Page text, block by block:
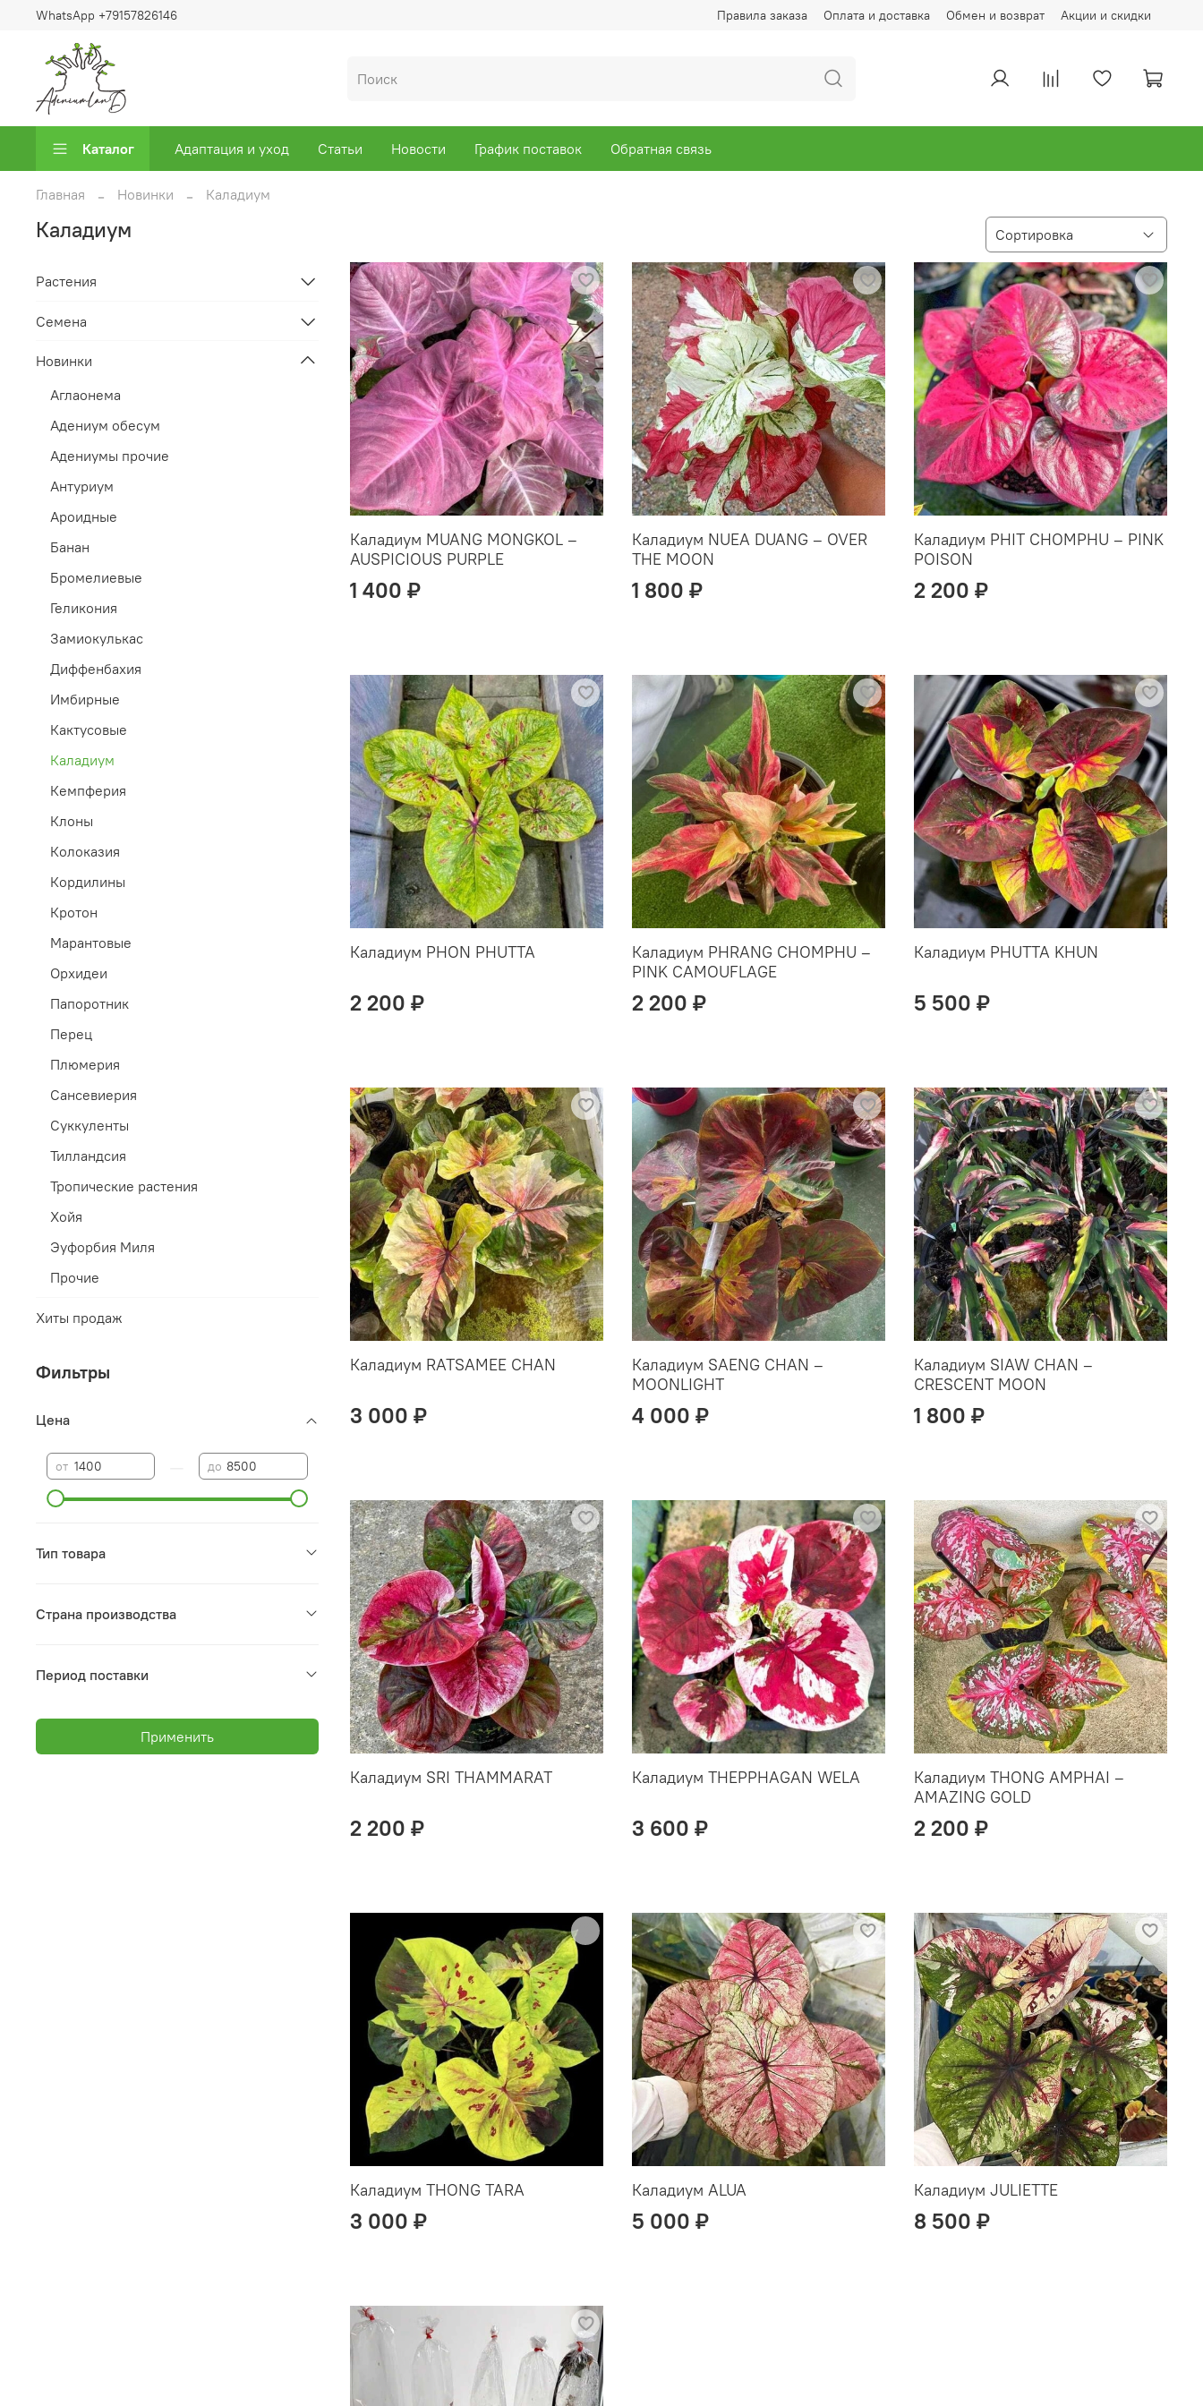
Правила заказа Оплата и доставка Обмен и возврат Акции и скидки
WhatsApp +79157826146
Каталог Адаптация и уход Статьи Новости График поставок Обратная связь
Главная Новинки Каладиум
Каладиум
Каладиум MUANG MONGKOL –
AUSPICIOUS PURPLE
1 400 ₽
Каладиум NUEA DUANG – OVER
THE MOON
1 800 ₽
Каладиум PHIT CHOMPHU – PINK
POISON
2 200 ₽
Каладиум PHON PHUTTA
2 200 ₽
Каладиум PHRANG CHOMPHU –
PINK CAMOUFLAGE
2 200 ₽
Каладиум PHUTTA KHUN
5 500 ₽
Каладиум RATSAMEE CHAN
3 000 ₽
Каладиум SAENG CHAN –
MOONLIGHT
4 000 ₽
Каладиум SIAW CHAN –
CRESCENT MOON
1 800 ₽
Каладиум SRI THAMMARAT
2 200 ₽
Каладиум THEPPHAGAN WELA
3 600 ₽
Каладиум THONG AMPHAI –
AMAZING GOLD
2 200 ₽
Каладиум THONG TARA
3 000 ₽
Каладиум ALUA
5 000 ₽
Каладиум JULIETTE
8 500 ₽
Растения
Семена
Новинки
Аглаонема
Адениум обесум
Адениумы прочие
Антуриум
Ароидные
Банан
Бромелиевые
Геликония
Замиокулькас
Диффенбахия
Имбирные
Кактусовые
Каладиум
Кемпферия
Клоны
Колоказия
Кордилины
Кротон
Марантовые
Орхидеи
Папоротник
Перец
Плюмерия
Сансевиерия
Суккуленты
Тилландсия
Тропические растения
Хойя
Эуфорбия Миля
Прочие
Хиты продаж
Фильтры
Цена
от до
Тип товара
Страна производства
Период поставки
Применить